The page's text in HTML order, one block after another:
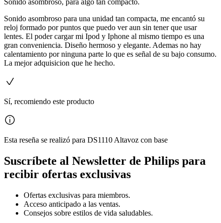
Sonido asombroso para una unidad tan compacta, me encantó su
reloj formado por puntos que puedo ver aun sin tener que usar
lentes. El poder cargar mi Ipod y Iphone al mismo tiempo es una
gran conveniencia. Diseño hermoso y elegante. Ademas no hay
calentamiento por ninguna parte lo que es señal de su bajo consumo.
La mejor adquisicion que he hecho.
Sí, recomiendo este producto
Esta reseña se realizó para DS1110 Altavoz con base
Suscríbete al Newsletter de Philips para
recibir ofertas exclusivas
Ofertas exclusivas para miembros.
Acceso anticipado a las ventas.
Consejos sobre estilos de vida saludables.